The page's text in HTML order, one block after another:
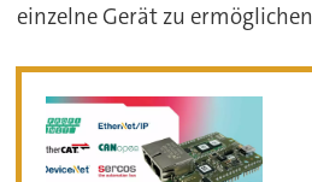
einzelne Gerät zu ermöglichen